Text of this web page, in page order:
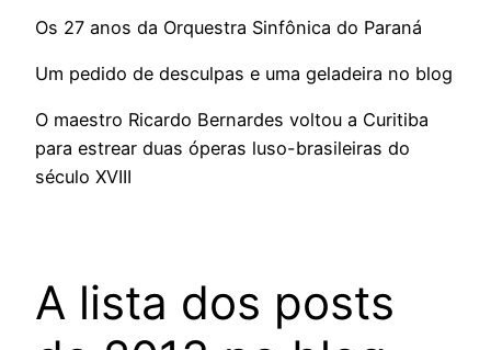
Os 27 anos da Orquestra Sinfônica do Paraná
Um pedido de desculpas e uma geladeira no blog
O maestro Ricardo Bernardes voltou a Curitiba
para estrear duas óperas luso-brasileiras do
século XVIII
A lista dos posts